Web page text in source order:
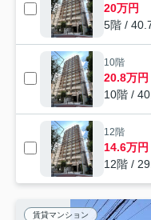
20万円
5階 /
10階
20.8万円
10階 /
12階
14.6万円
12階 /
賃貸マンション